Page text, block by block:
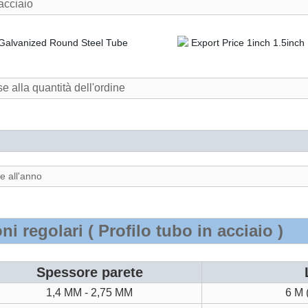
alla quantità dell'ordine
all'anno
regolari ( Profilo tubo in acciaio )
Spessore parete
1,4 MM - 2,75 MM
6 M